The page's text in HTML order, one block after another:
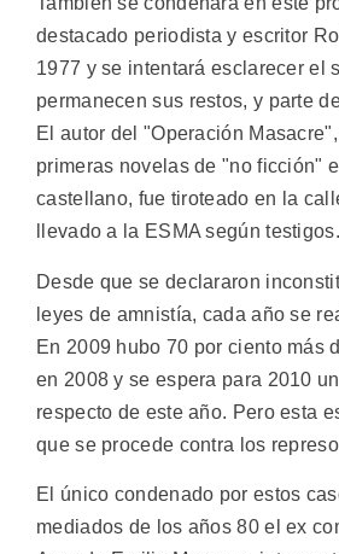
destacado periodista y escritor
1977 y se intentará esclarecer el
permanecen sus restos, y parte
El autor del "Operación
primeras novelas de "no ficción"
castellano, fue tiroteado en la
llevado a la ESMA según testigos.
Desde que se declararon
leyes de amnistía, cada año se
En 2009 hubo 70 por ciento más
en 2008 y se espera para 2010
respecto de este año. Pero esta
que se procede contra los
El único condenado por estos
mediados de los años 80 el ex